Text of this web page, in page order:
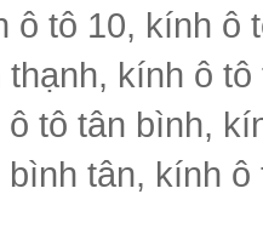
ô tô 10, kính ô
thạnh, kính ô
tô tân bình,
bình tân, kính